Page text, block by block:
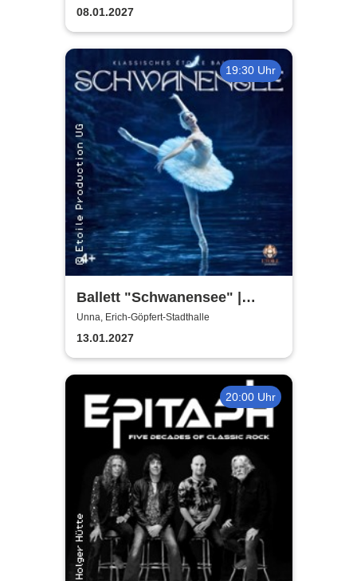
08.01.2027
19:30 Uhr
Ballett "Schwanensee" |
Klassisches Etoile Ballett
Unna, Erich-Göpfert-Stadthalle
13.01.2027
20:00 Uhr